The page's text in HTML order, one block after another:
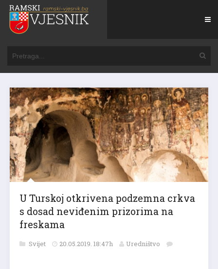
U Turskoj otkrivena podzemna crkva
s dosad neviđenim prizorima na
freskama
Svijet 20.05.2019. 18:47h Uredništvo